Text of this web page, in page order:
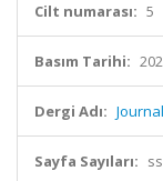
Cilt numarası: 5
Basım Tarihi:
Dergi Adı:
Sayfa Sayıları: